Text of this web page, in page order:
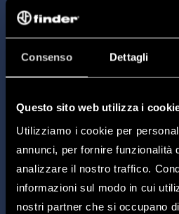
Consenso Dettagli
Questo sito web utilizza i
Utilizziamo i cookie per
annunci, per fornire funzionalità
analizzare il nostro traffico.
informazioni sul modo in cui
nostri partner che si occupano
sencilla.